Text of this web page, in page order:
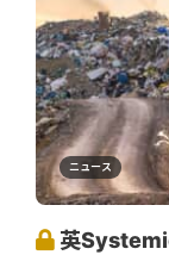
ニュース
英